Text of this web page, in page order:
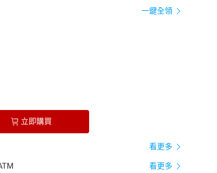
一鍵全領
立即購買
看更多
看更多